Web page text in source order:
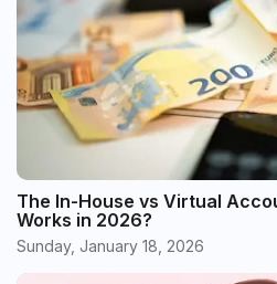
The In-House vs Virtual
Works in 2026?
Sunday, January 18, 2026